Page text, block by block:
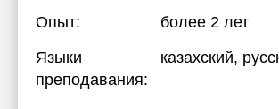
Опыт:
более 2 лет
Языки
преподавания:
казахский,